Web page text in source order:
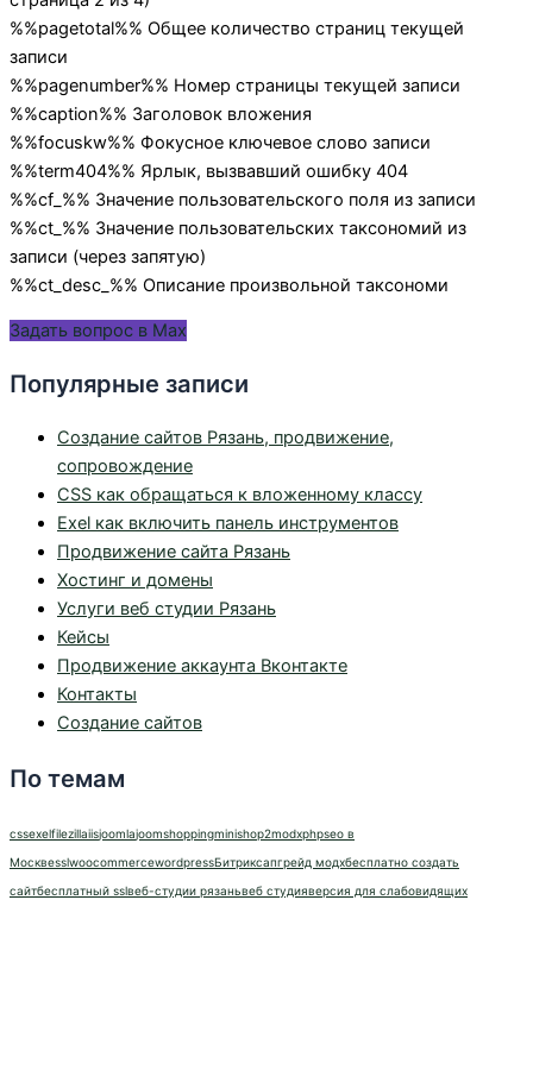
%%pagetotal%% Общее количество страниц текущей
записи
%%pagenumber%% Номер страницы текущей записи
%%caption%% Заголовок вложения
%%focuskw%% Фокусное ключевое слово записи
%%term404%% Ярлык, вызвавший ошибку 404
%%cf_ %% Значение пользовательского поля из записи
%%ct_ %% Значение пользовательских таксономий из
записи (через запятую)
%%ct_desc_ %% Описание произвольной таксономи
Задать вопрос в Max
Популярные записи
Создание сайтов Рязань, продвижение,
сопровождение
CSS как обращаться к вложенному классу
Exel как включить панель инструментов
Продвижение сайта Рязань
Хостинг и домены
Услуги веб студии Рязань
Кейсы
Продвижение аккаунта Вконтакте
Контакты
Создание сайтов
По темам
cssexelfilezillaiisjoomlajoomshoppingminishop2modxphpseo в
МосквеsslwoocommercewordpressБитриксапгрейд модхбесплатно создать
сайтбесплатный sslвеб-студии рязаньвеб студияверсия для слабовидящих